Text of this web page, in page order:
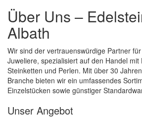
Über Uns –
Albath
Wir sind der vertrauenswürdige Partner
Juweliere, spezialisiert auf den Handel mit
Steinketten und Perlen. Mit über 30
Branche bieten wir ein umfassendes
Einzelstücken sowie günstiger
Unser Angebot